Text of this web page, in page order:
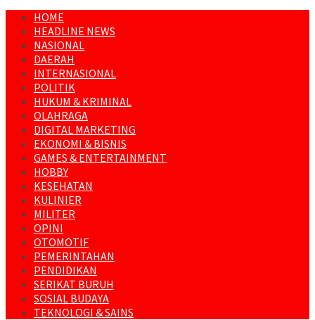
HOME
HEADLINE NEWS
NASIONAL
DAERAH
INTERNASIONAL
POLITIK
HUKUM & KRIMINAL
OLAHRAGA
DIGITAL MARKETING
EKONOMI & BISNIS
GAMES & ENTERTAINMENT
HOBBY
KESEHATAN
KULINIER
MILITER
OPINI
OTOMOTIF
PEMERINTAHAN
PENDIDIKAN
SERIKAT BURUH
SOSIAL BUDAYA
TEKNOLOGI & SAINS